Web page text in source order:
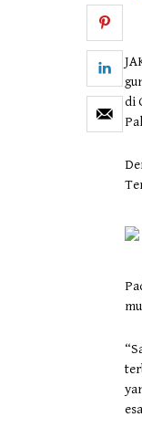
di